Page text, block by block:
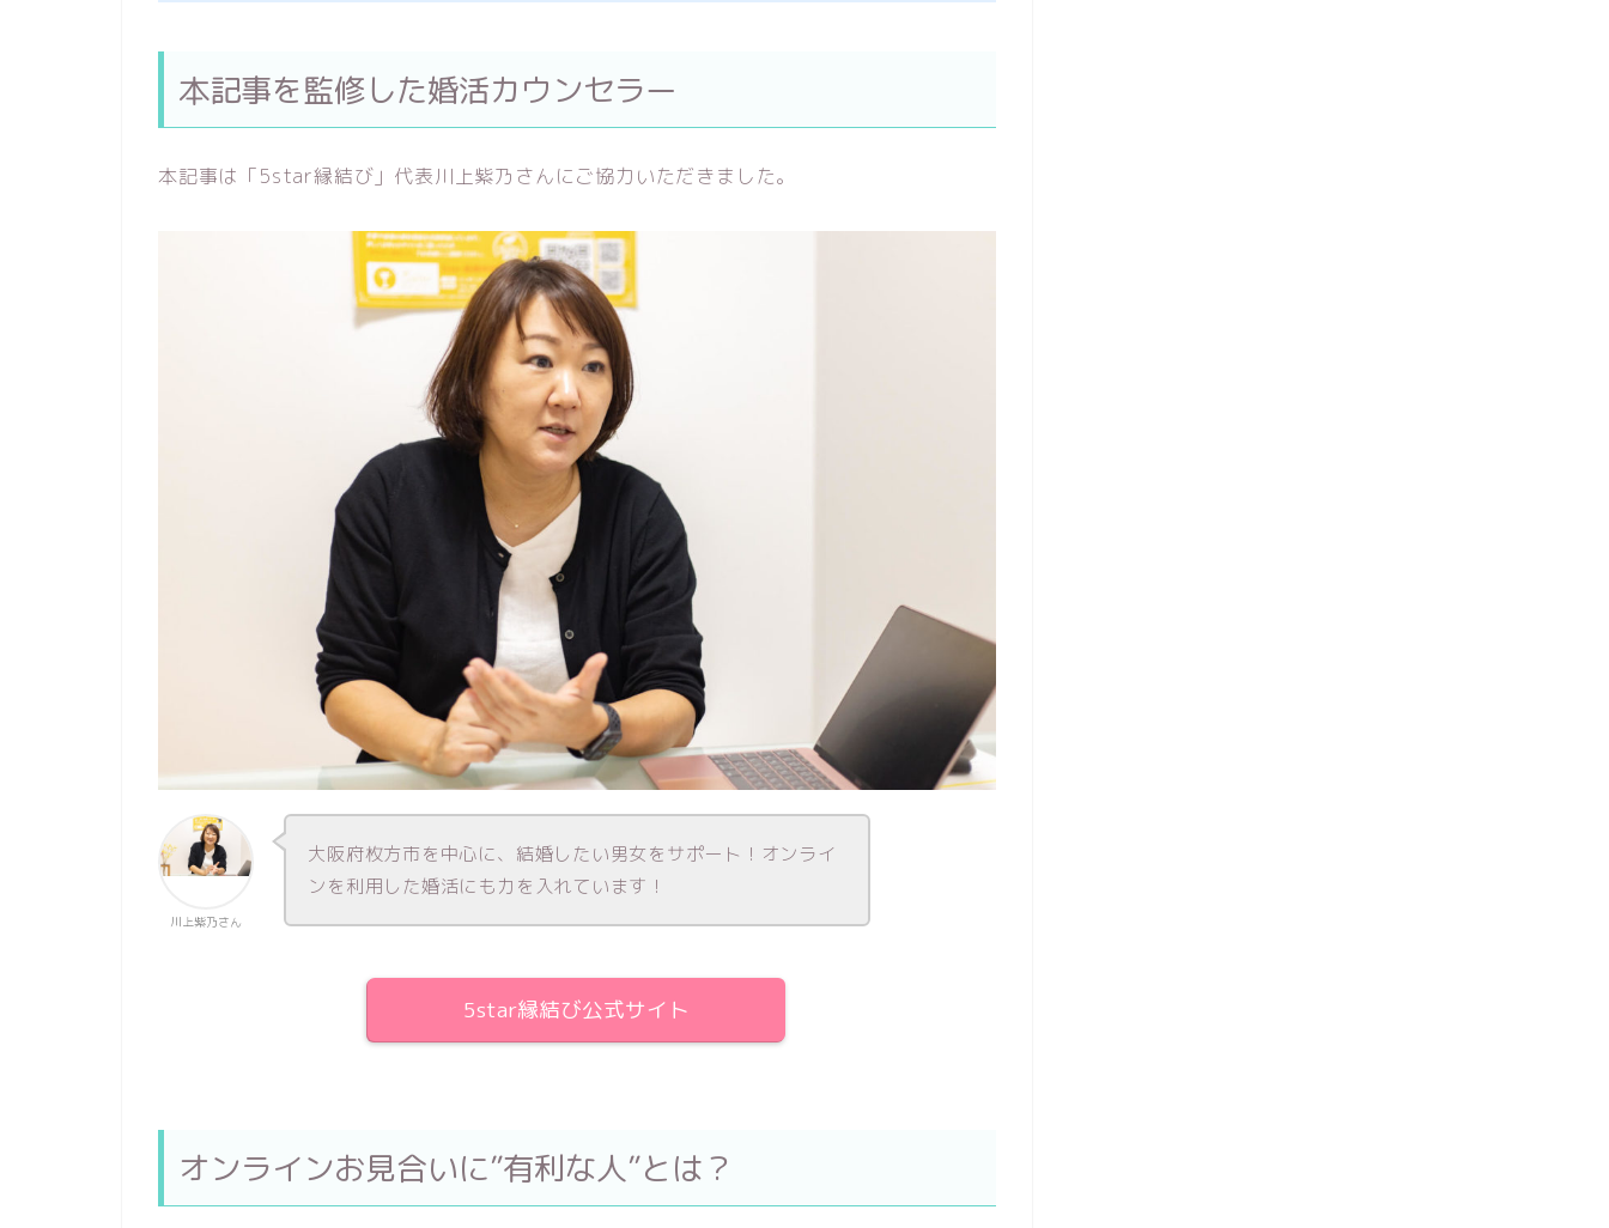
本記事を監修した婚活カウンセラー
本記事は「5star縁結び」代表川上紫乃さんにご協力いただきました。
川上紫乃さん
大阪府枚方市を中心に、結婚したい男女をサポート！オンライ
ンを利用した婚活にも力を入れています！
5star縁結び公式サイト
オンラインお見合いに”有利な人”とは？